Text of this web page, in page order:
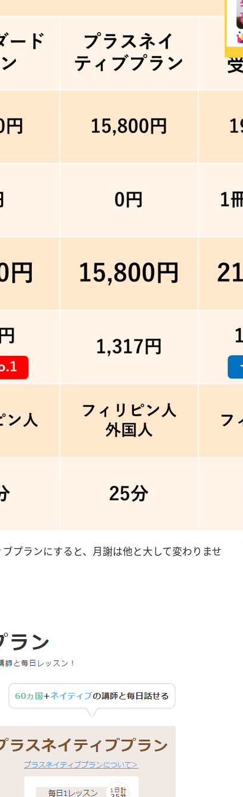
プランにすると、月謝は他と大して変わりませ